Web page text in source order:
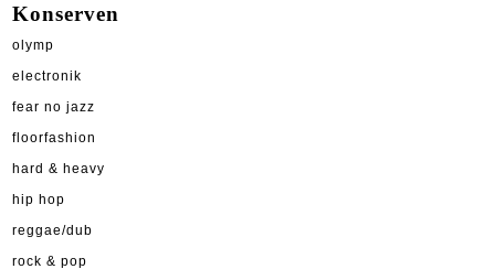
Konserven
olymp
electronik
fear no jazz
floorfashion
hard & heavy
hip hop
reggae/dub
rock & pop